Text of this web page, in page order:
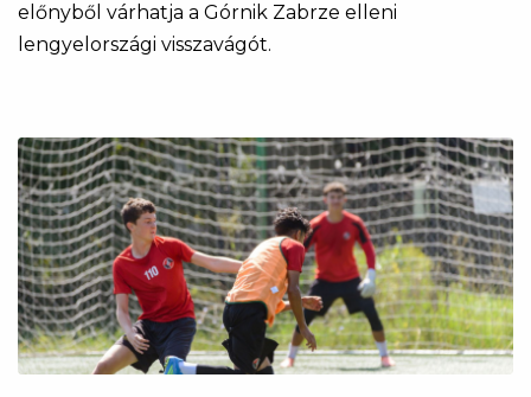
előnyből várhatja a Górnik Zabrze elleni
lengyelországi visszavágót.